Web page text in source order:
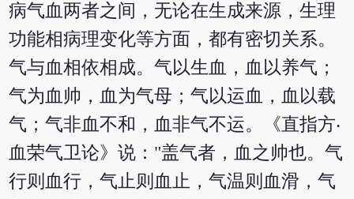
病气血两者之间，无论在生成来源，生理
功能相病理变化等方面，都有密切关系。
气与血相依相成。气以生血，血以养气；
气为血帅，血为气母；气以运血，血以载
气；气非血不和，血非气不运。《直指方‧
血荣气卫论》说："盖气者，血之帅也。气
行则血行，气止则血止，气温则血滑，气